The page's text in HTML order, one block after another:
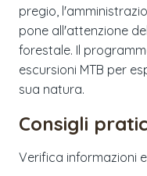
pregio,
pone all'attenzione
forestale. Il
escursioni MTB per
sua natura.
Consigli
Verifica informazioni